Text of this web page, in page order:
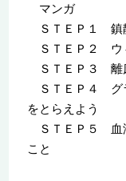
マンガ
ＳＴＥＰ１ 鎮
ＳＴＥＰ２ ウ
ＳＴＥＰ３ 離
ＳＴＥＰ４ グ
をとらえよう
ＳＴＥＰ５ 血
こと